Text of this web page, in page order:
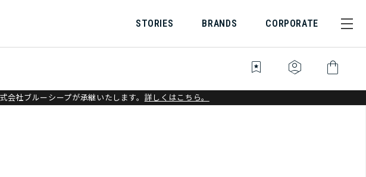
STORIES BRANDS CORPORATE
bookmark_star identity_platform shopping_bag
社ブルーシープが承継いたします。 詳しくはこちら。